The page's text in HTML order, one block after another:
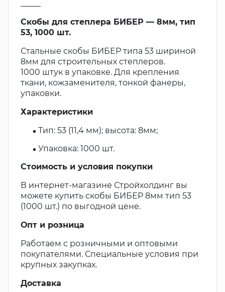
Скобы для степлера БИБЕР — 8мм, тип
53, 1000 шт.
Стальные скобы БИБЕР типа 53 шириной
8мм для строительных степлеров.
1000 штук в упаковке. Для крепления
ткани, кожзаменителя, тонкой фанеры,
упаковки.
Характеристики
Тип: 53 (11,4 мм); высота: 8мм;
Упаковка: 1000 шт.
Стоимость и условия покупки
В интернет-магазине Стройхолдинг вы
можете купить скобы БИБЕР 8мм тип 53
(1000 шт.) по выгодной цене.
Опт и розница
Работаем с розничными и оптовыми
покупателями. Специальные условия при
крупных закупках.
Доставка